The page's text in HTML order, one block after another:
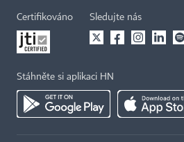
Certifikováno Sledujte nás
Stáhněte si aplikaci HN